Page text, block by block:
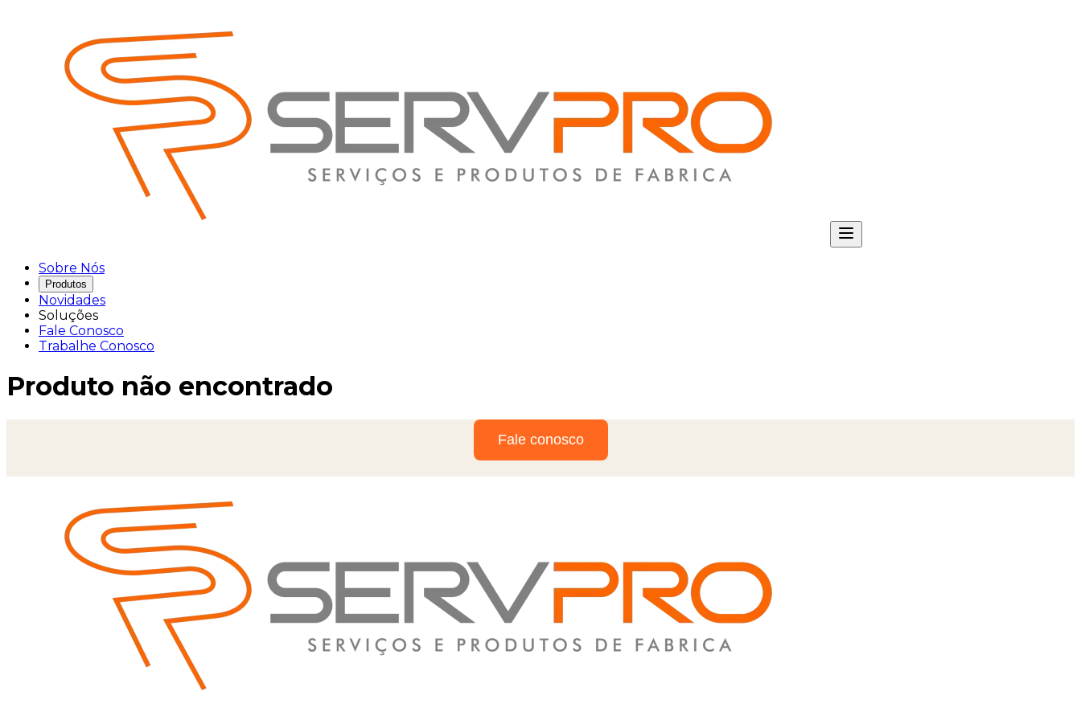
Sobre Nós
Produtos
Novidades
Soluções
Fale Conosco
Trabalhe Conosco
Produto não encontrado
Fale conosco